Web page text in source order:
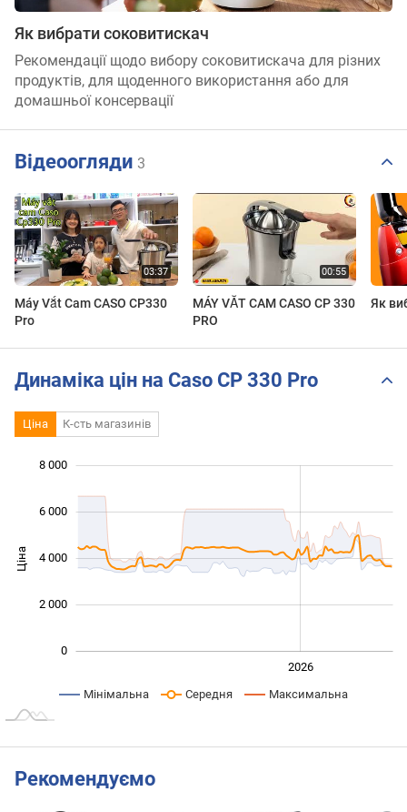
Як вибрати соковитискач
Рекомендації щодо вибору соковитискача для різних
продуктів, для щоденного використання або для
домашньої консервації
Відеоогляди 3
Máy Vắt Cam CASO CP330
Pro
MÁY VẮT CAM CASO CP 330
PRO
Як
Динаміка цін на Caso CP 330 Pro
Ціна К-сть магазинів
Ціна 1 000
0
2 000
4 000
6 000
8 000
2026
Мінімальна Середня Максимальна
Рекомендуємо